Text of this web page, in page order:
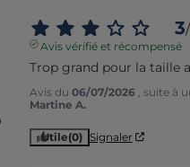
3/
Avis vérifié et récompensé
Trop grand pour la taille
Avis du 06/07/2026
, suite à
Martine A.
Utile(0) Signaler